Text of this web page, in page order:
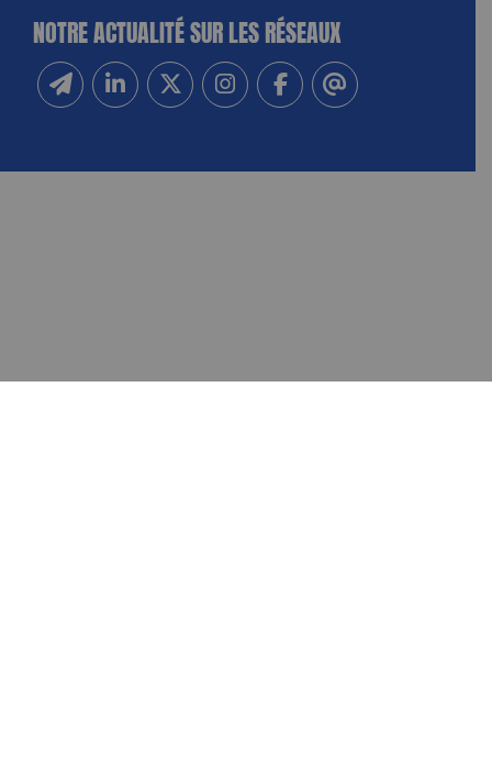
NOTRE ACTUALITÉ SUR LES RÉSEAUX